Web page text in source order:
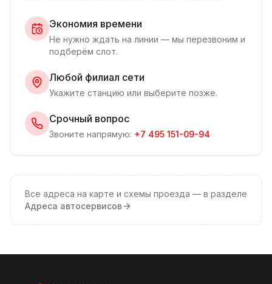
Экономия времени
Не нужно ждать на линии — мы перезвоним и
подберём слот.
Любой филиал сети
Укажите станцию или выберите позже.
Срочный вопрос
Звоните напрямую: +7 495 151-09-94
Все адреса на карте и схемы проезда — в разделе
Адреса автосервисов